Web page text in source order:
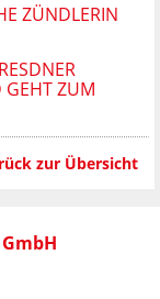
ZÜNDLERIN L
GEHT ZUM
zur Übersicht